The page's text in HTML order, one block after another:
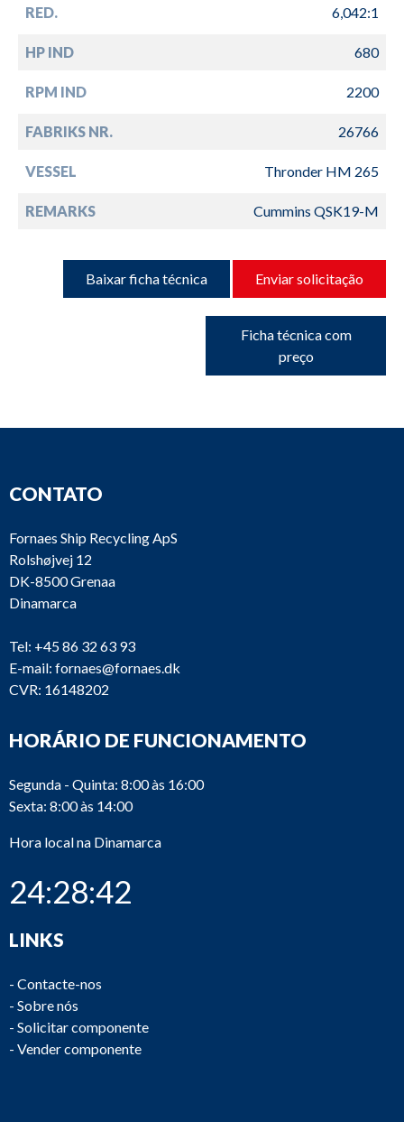
RED. 6,042:1
HP IND 680
RPM IND 2200
FABRIKS NR. 26766
VESSEL Thronder HM 265
REMARKS Cummins QSK19-M
Baixar ficha técnica Enviar solicitação
Ficha técnica com
preço
CONTATO
Fornaes Ship Recycling ApS
Rolshøjvej 12
DK-8500 Grenaa
Dinamarca
Tel: +45 86 32 63 93
E-mail: fornaes@fornaes.dk
CVR: 16148202
HORÁRIO DE FUNCIONAMENTO
Segunda - Quinta: 8:00 às 16:00
Sexta: 8:00 às 14:00
Hora local na Dinamarca
24:28:42
LINKS
- Contacte-nos
- Sobre nós
- Solicitar componente
- Vender componente